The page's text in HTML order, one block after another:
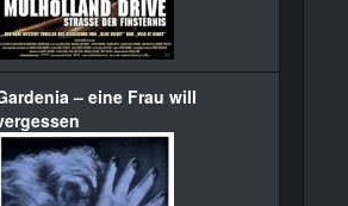
– eine Frau will